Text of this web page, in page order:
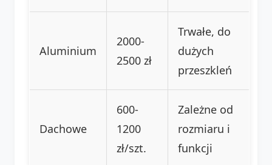
Aluminium
2000-
2500 zł
Trwałe, do
dużych
przeszkleń
Dachowe
600-
1200
zł/szt.
Zależne od
rozmiaru i
funkcji